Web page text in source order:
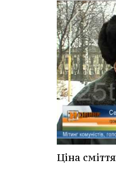
Ціна сміття